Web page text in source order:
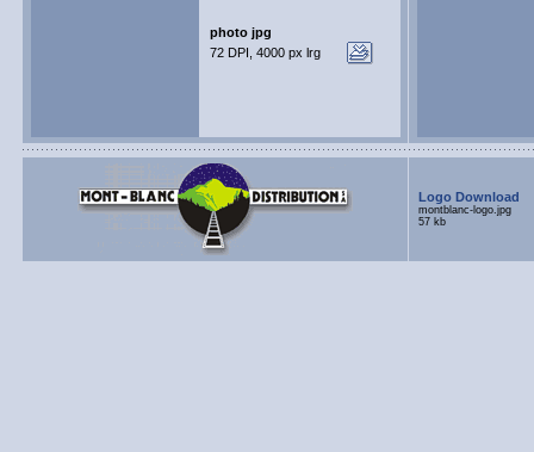
photo jpg
72 DPI, 4000 px lrg
Logo Download
montblanc-logo.jpg
57 kb